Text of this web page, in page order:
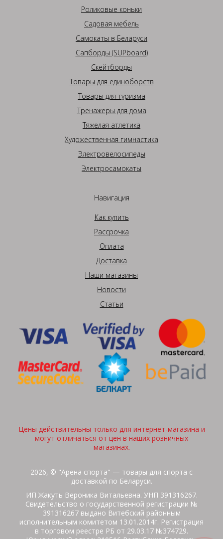
Роликовые коньки
Садовая мебель
Самокаты в Беларуси
Сапборды (SUPboard)
Скейтборды
Товары для единоборств
Товары для туризма
Тренажеры для дома
Тяжелая атлетика
Художественная гимнастика
Электровелосипеды
Электросамокаты
Навигация
Как купить
Рассрочка
Оплата
Доставка
Наши магазины
Новости
Статьи
Цены действительны только для интернет-магазина и
могут отличаться от цен в наших розничных
магазинах.
2026, © "Арена спорта" — товары для спорта с
доставкой по Беларуси.
ИП Жакуть Вероника Витальевна. УНП 391316267.
Свидетельство о государственной регистрации №
391316267 выдано Витебский районным
исполнительным комитетом 13.01.2014г. Регистрация
в торговом реестре РБ от 29.03.17 №374729.